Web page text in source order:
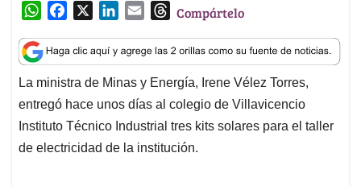
W
a
t
s
A
p
p
c
e
b
o
o
k
n
k
e
d
I
n
a
i
l
T
r
e
a
d
s
Compártelo
La ministra de Minas y Energía, Irene Vélez Torres,
entregó hace unos días al colegio de Villavicencio
Instituto Técnico Industrial tres kits solares para el taller
de electricidad de la institución.